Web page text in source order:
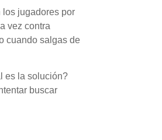
los jugadores por
vez contra
cuando salgas de
es la solución?
buscar